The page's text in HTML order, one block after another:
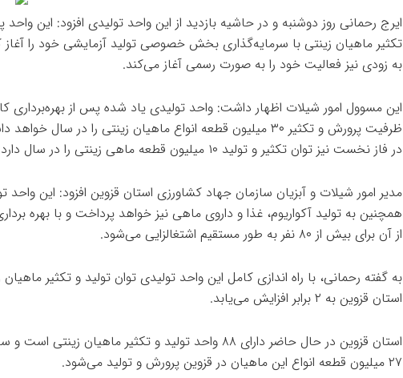
ایرج رحمانی روز دوشنبه و در حاشیه بازدید از این واحد تولیدی افزود: این
تکثیر ماهیان زینتی با سرمایه‌گذاری بخش خصوصی تولید آزمایشی خود را آغاز
به زودی نیز فعالیت خود را به صورت رسمی آغاز می‌کند.
این مسوول امور شیلات اظهار داشت: واحد تولیدی یاد شده پس از بهره‌برداری
ظرفیت پرورش و تکثیر ۳۰ میلیون قطعه انواع ماهیان زینتی را در سال
در فاز نخست نیز توان تکثیر و تولید ۱۰ میلیون قطعه ماهی زینتی را در سال دارد.
مدیر امور شیلات و آبزیان سازمان جهاد کشاورزی استان قزوین افزود: این واحد
همچنین به تولید آکواریوم، غذا و داروی ماهی نیز خواهد پرداخت و با بهره
از آن برای بیش از ۸۰ نفر به طور مستقیم اشتغالزایی می‌شود.
به گفته رحمانی، با راه اندازی کامل این واحد تولیدی توان تولید و تکثیر ماهیان
استان قزوین به ۲ برابر افزایش می‌یابد.
استان قزوین در حال حاضر دارای ۸۸ واحد تولید و تکثیر ماهیان زینتی
۲۷ میلیون قطعه انواع این ماهیان در قزوین پرورش و تولید می‌شود.